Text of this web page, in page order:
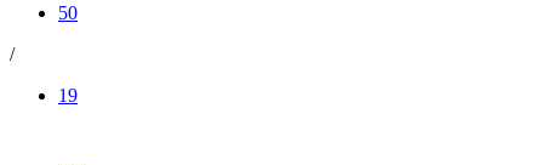
50
/
19